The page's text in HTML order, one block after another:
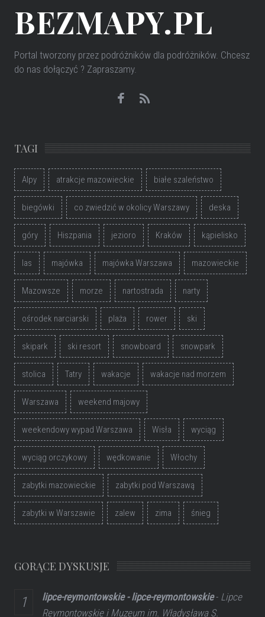
BEZMAPY.PL
Portal tworzony przez podróżników dla podróżników. Chcesz
do nas dołączyć ? Zapraszamy.
TAGI
Alpy atrakcje mazowieckie białe szaleństwo
biegówki co zwiedzić w okolicy Warszawy deska
góry Hiszpania jezioro Kraków kąpielisko
las majówka majówka Warszawa mazowieckie
Mazowsze morze nartostrada narty
ośrodek narciarski plaża rower ski
skipark ski resort snowboard snowpark
stolica Tatry wakacje wakacje nad morzem
Warszawa weekend majowy
weekendowy wypad Warszawa Wisła wyciąg
wyciąg orczykowy wędkowanie Włochy
zabytki mazowieckie zabytki pod Warszawą
zabytki w Warszawie zalew zima śnieg
GORĄCE DYSKUSJE
lipce-reymontowskie - lipce-reymontowskie- Lipce
Reymontowskie i Muzeum im. Władysława S.